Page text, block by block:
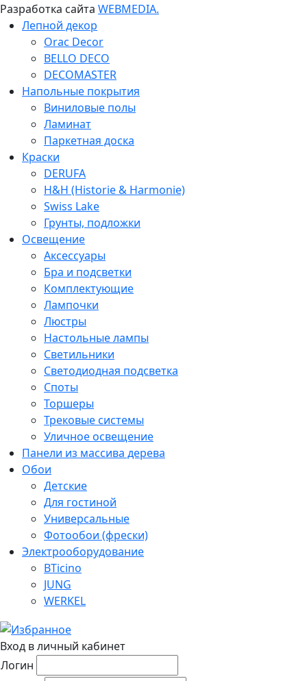
Разработка сайта WEBMEDIA.
Лепной декор
Orac Decor
BELLO DECO
DECOMASTER
Напольные покрытия
Виниловые полы
Ламинат
Паркетная доска
Краски
DERUFA
H&H (Historie & Harmonie)
Swiss Lake
Грунты, подложки
Освещение
Аксессуары
Бра и подсветки
Комплектующие
Лампочки
Люстры
Настольные лампы
Светильники
Светодиодная подсветка
Споты
Торшеры
Трековые системы
Уличное освещение
Панели из массива дерева
Обои
Детские
Для гостиной
Универсальные
Фотообои (фрески)
Электрооборудование
BTicino
JUNG
WERKEL
Вход в личный кабинет
Логин